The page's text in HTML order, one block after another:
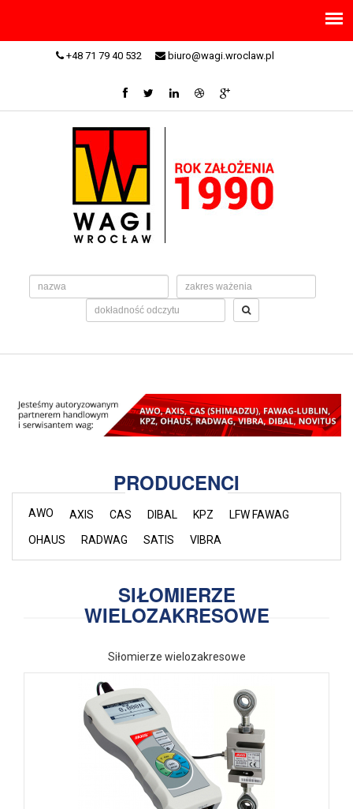
+48 71 79 40 532 biuro@wagi.wroclaw.pl
PRODUCENCI
AWO AXIS CAS DIBAL KPZ
LFW FAWAG
OHAUS
RADWAG SATIS VIBRA
SIŁOMIERZE
WIELOZAKRESOWE
Siłomierze wielozakresowe